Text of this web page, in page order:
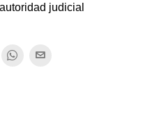
judicial